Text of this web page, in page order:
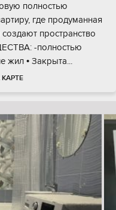
полностью
где продуманная
пространство
-полностью
жил • Закрыта...